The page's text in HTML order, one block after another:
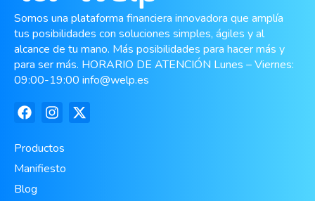
Somos una plataforma financiera innovadora que amplía
tus posibilidades con soluciones simples, ágiles y al
alcance de tu mano. Más posibilidades para hacer más y
para ser más. HORARIO DE ATENCIÓN Lunes – Viernes:
09:00-19:00 info@welp.es
Productos
Manifiesto
Blog